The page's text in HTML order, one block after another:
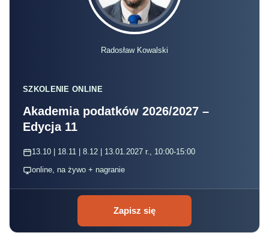
Radosław Kowalski
SZKOLENIE ONLINE
Akademia podatków 2026/2027 –
Edycja 11
13.10 | 18.11 | 8.12 | 13.01.2027 r., 10:00-15:00
online, na żywo + nagranie
Zapisz się